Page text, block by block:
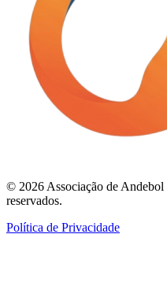
© 2026 Associação de
reservados.
Política de Privacidade